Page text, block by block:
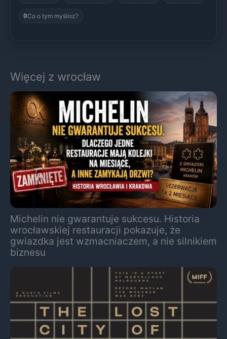
0Co o tym myślisz?
Więcej z wrocław
Michelin nie gwarantuje sukcesu. Historia
wrocławskiej restauracji pokazuje, że
gwiazdka jest wzmacniaczem, a nie silnikiem
biznesu